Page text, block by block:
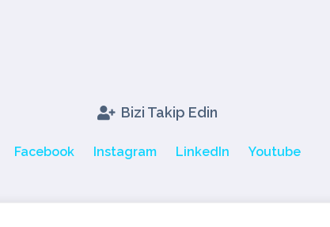
Bizi Takip Edin
Facebook Instagram LinkedIn Youtube